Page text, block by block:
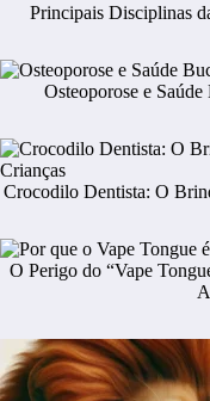
Principais Disciplinas
Osteoporose e
Crocodilo Dentista: O
O Perigo do “Vape